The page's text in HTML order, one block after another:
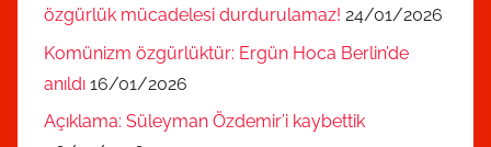
özgürlük mücadelesi durdurulamaz! 24/01/2026
Komünizm özgürlüktür: Ergün Hoca Berlin’de
anıldı 16/01/2026
Açıklama: Süleyman Özdemir’i kaybettik